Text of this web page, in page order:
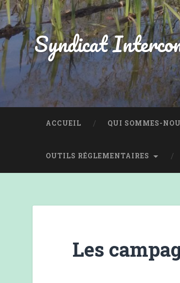
Accéder
au
contenu
principal
RechercheSyndicat
ACCUEIL QUI SOMMES-
OUTILS RÉGLEMENTAIRES
Les